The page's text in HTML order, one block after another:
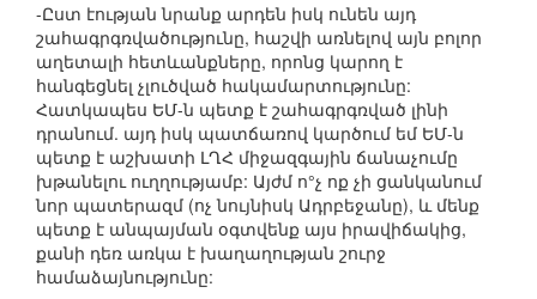
-Ըստ էության նրանք արդեն իսկ ունեն այդ
շահագրգռվածությունը, հաշվի առնելով այն բոլոր
աղետալի հետևանքները, որոնց կարող է
հանգեցնել չլուծված հակամարտությունը:
Հատկապես ԵՄ-ն պետք է շահագրգռված լինի
դրանում. այդ իսկ պատճառով կարծում եմ ԵՄ-ն
պետք է աշխատի ԼՂՀ միջազգային ճանաչումը
խթանելու ուղղությամբ: Այժմ ո°չ ոք չի ցանկանում
նոր պատերազմ (ոչ նույնիսկ Ադրբեջանը), և մենք
պետք է անպայման օգտվենք այս իրավիճակից,
քանի դեռ առկա է խաղաղության շուրջ
համաձայնությունը: